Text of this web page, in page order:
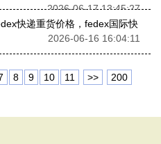
2026-06-17 13:45:27
快递重货价格，fedex国际快
2026-06-16 16:04:11
8 9 10 11 >> 200